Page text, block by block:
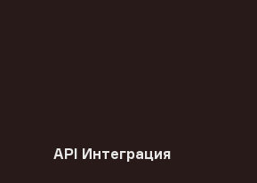
API Интеграция